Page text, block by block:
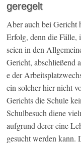
geregelt
Aber auch bei Gericht
Erfolg, denn die Fälle,
seien in den
Gericht, abschließend
e der
ein solcher hier nicht
Gerichts die Schule
Schulbesuch diene
aufgrund derer eine
gesucht werden kann.